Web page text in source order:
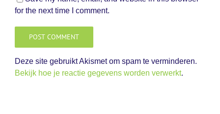
for the next time I comment.
Deze site gebruikt Akismet om spam te verminderen.
Bekijk hoe je reactie gegevens worden verwerkt.